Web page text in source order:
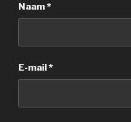
Naam*
E-mail*